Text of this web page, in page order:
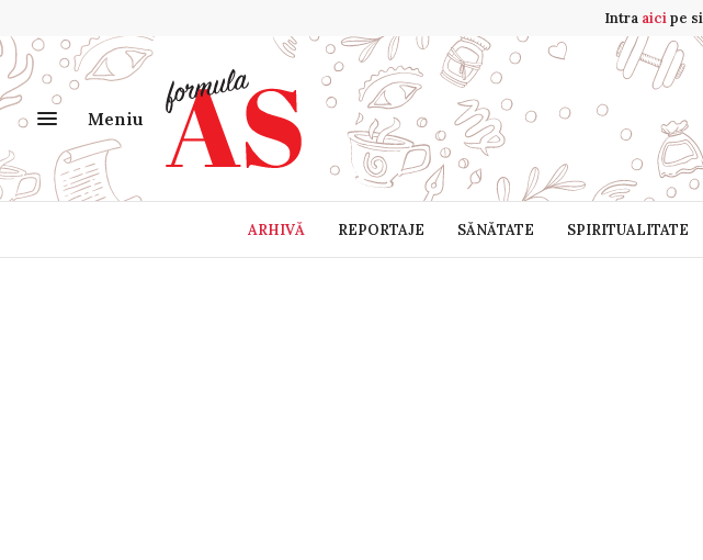
Intra aicipe
Meniu
ARHIVĂ REPORTAJE SĂNĂTATE SPIRITUALITATE